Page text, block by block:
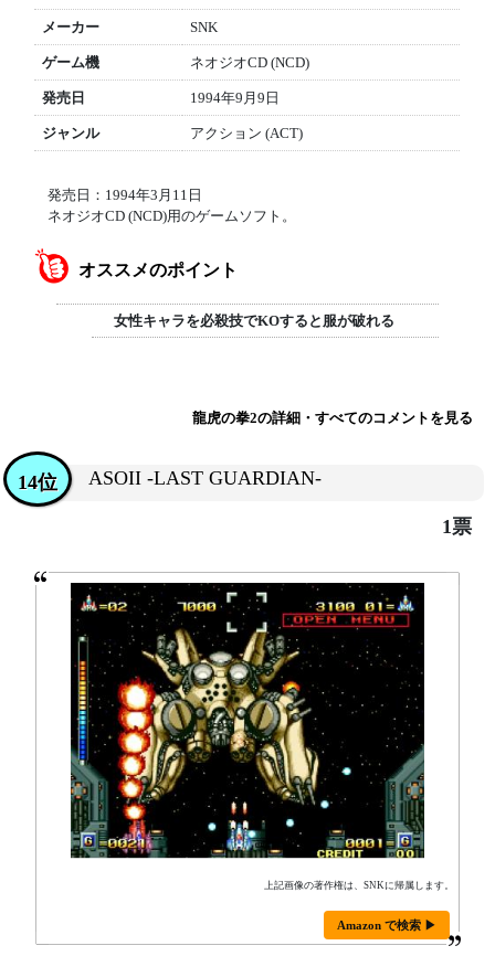
メーカー SNK
ゲーム機 ネオジオCD (NCD)
発売日 1994年9月9日
ジャンル アクション (ACT)
発売日：1994年3月11日
ネオジオCD (NCD)用のゲームソフト。
オススメのポイント
女性キャラを必殺技でKOすると服が破れる
龍虎の拳2の詳細・すべてのコメントを見る
ASOII -LAST GUARDIAN-
14位
1票
上記画像の著作権は、SNKに帰属します。
Amazon で検索 ▶